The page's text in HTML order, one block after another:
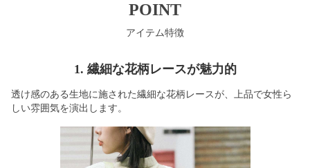
POINT
アイテム特徴
1. 繊細な花柄レースが魅力的
透け感のある生地に施された繊細な花柄レースが、上品で女性ら
しい雰囲気を演出します。